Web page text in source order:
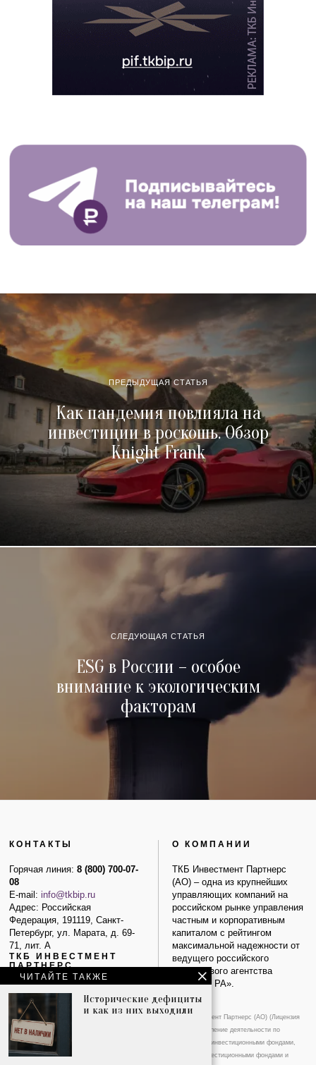
ЧИТАЙТЕ ТАКЖЕ
Исторические дефициты
и как из них выходили
ПРЕДЫДУЩАЯ СТАТЬЯ
Как пандемия повлияла на
инвестиции в роскошь. Обзор
Knight Frank
СЛЕДУЮЩАЯ СТАТЬЯ
ESG в России – особое
внимание к экологическим
факторам
КОНТАКТЫ
Горячая линия:8 (800) 700-07-
08
E-mail:info@tkbip.ru
Адрес: Российская
Федерация, 191119, Санкт-
Петербург, ул. Марата, д. 69-
71, лит. А
ТКБ ИНВЕСТМЕНТ
ПАРТНЕРС
Наши продукты
Наша компания
Наша команда
Реквизиты
Контакты
Адреса продаж
О КОМПАНИИ
ТКБ Инвестмент Партнерс
(АО) – одна из крупнейших
управляющих компаний на
российском рынке управления
частным и корпоративным
капиталом с рейтингом
максимальной надежности от
ведущего российского
рейтингового агентства
«Эксперт РА».
ТКБ Инвестмент Партнерс (АО) (Лицензия
на осуществление деятельности по
управлению инвестиционными фондами,
паевыми инвестиционными фондами и